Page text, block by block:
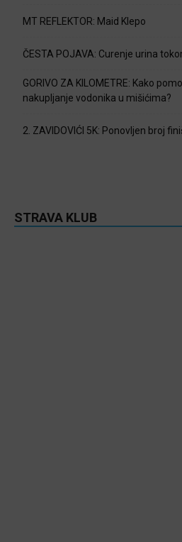
MT REFLEKTOR: Maid Klepo
ČESTA POJAVA: Curenje urina
GORIVO ZA KILOMETRE: Kako
nakupljanje vodonika u mišićima?
2. ZAVIDOVIĆI 5K: Ponovljen broj
STRAVA KLUB